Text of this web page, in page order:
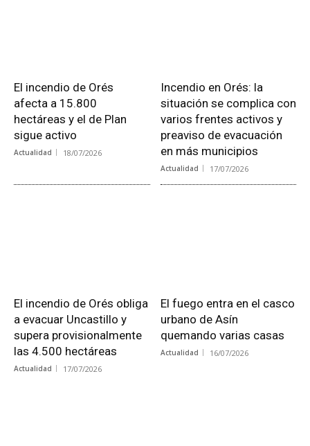
El incendio de Orés
afecta a 15.800
hectáreas y el de Plan
sigue activo
Actualidad 18/07/2026
Incendio en Orés: la
situación se complica con
varios frentes activos y
preaviso de evacuación
en más municipios
Actualidad 17/07/2026
El incendio de Orés obliga
a evacuar Uncastillo y
supera provisionalmente
las 4.500 hectáreas
Actualidad 17/07/2026
El fuego entra en el casco
urbano de Asín
quemando varias casas
Actualidad 16/07/2026